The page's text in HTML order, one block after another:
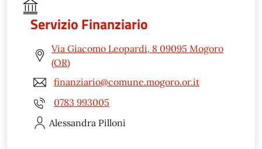
Servizio Finanziario
Via Giacomo Leopardi, 8 09095 Mogoro
(OR)
finanziario@comune.mogoro.or.it
0783 993005
Alessandra Pilloni